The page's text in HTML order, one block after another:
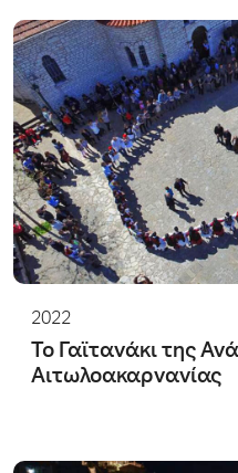
2022
Το Γαϊτανάκι της
Αιτωλοακαρνανίας